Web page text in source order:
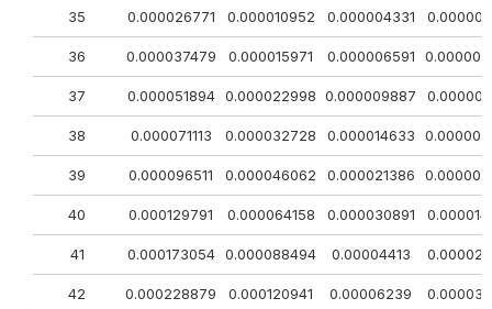
35 0.000026771 0.000010952 0.000004331
36 0.000037479 0.000015971 0.000006591
37 0.000051894 0.000022998 0.000009887
38 0.000071113 0.000032728 0.000014633
39 0.000096511 0.000046062 0.000021386
40 0.000129791 0.000064158 0.000030891
41 0.000173054 0.000088494 0.00004413
42 0.000228879 0.000120941 0.00006239